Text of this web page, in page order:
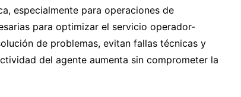
especialmente para operaciones de
para optimizar el servicio operador-
de problemas, evitan fallas técnicas y
del agente aumenta sin comprometer la